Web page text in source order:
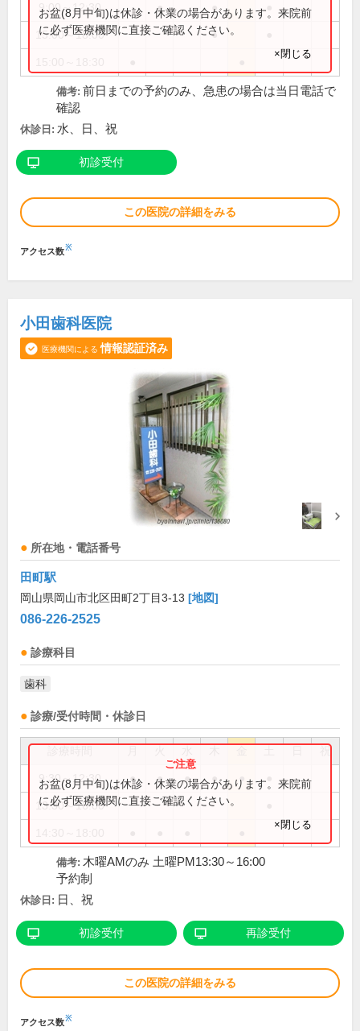
9:00～12:30 ● ●
15:00～18:00 ●
お盆(8月中旬)は休診・休業の場合があります。来院前
に必ず医療機関に直接ご確認ください。
×閉じる
備考: 前日までの予約のみ、急患の場合は当日電話で
確認
休診日: 水、日、祝
初診受付
この医院の詳細をみる
アクセス数※
小田歯科医院
医療機関による 情報認証済み
所在地・電話番号
田町駅
岡山県岡山市北区田町2丁目3-13 [地図]
086-226-2525
診療科目
歯科
診療/受付時間・休診日
祝
9:30～12:30 ● ● ● ● ●
13:30～16:00
お盆(8月中旬)は休診・休業の場合があります。来院前
に必ず医療機関に直接ご確認ください。
×閉じる
備考: 木曜AMのみ 土曜PM13:30～16:00
予約制
休診日: 日、祝
初診受付 再診受付
この医院の詳細をみる
アクセス数※